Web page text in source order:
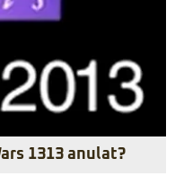
1313 anulat?